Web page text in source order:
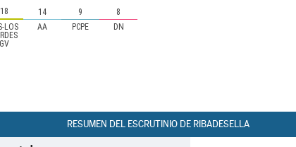
LOS
GV
AA PCPE DN
18
14 9 8
RESUMEN DEL ESCRUTINIO DE RIBADESELLA